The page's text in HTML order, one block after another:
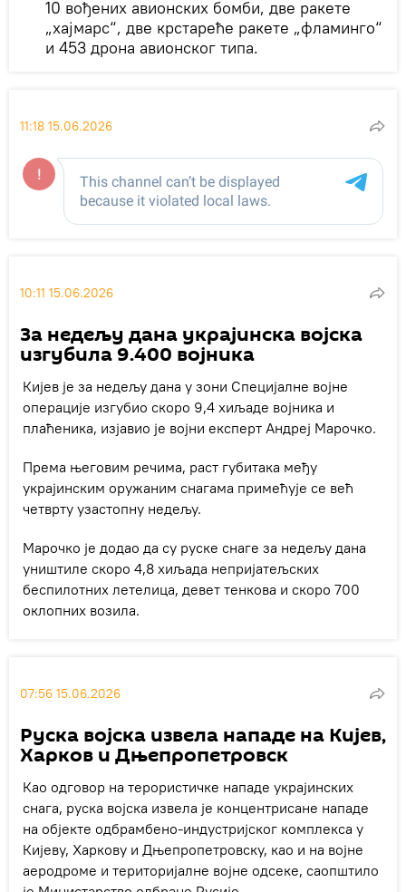
10 вођених авионских бомби, две ракете
„хајмарс“, две крстареће ракете „фламинго“
и 453 дрона авионског типа.
11:18 15.06.2026
10:11 15.06.2026
За недељу дана украјинска војска
изгубила 9.400 војника
Кијев је за недељу дана у зони Специјалне војне
операције изгубио скоро 9,4 хиљаде војника и
плаћеника, изјавио је војни експерт Андреј Марочко.
Према његовим речима, раст губитака међу
украјинским оружаним снагама примећује се већ
четврту узастопну недељу.
Марочко је додао да су руске снаге за недељу дана
уништиле скоро 4,8 хиљада непријатељских
беспилотних летелица, девет тенкова и скоро 700
оклопних возила.
07:56 15.06.2026
Руска војска извела нападе на Кијев,
Харков и Дњепропетровск
Као одговор на терористичке нападе украјинских
снага, руска војска извела је концентрисане нападе
на објекте одбрамбено-индустријског комплекса у
Кијеву, Харкову и Дњепропетровску, као и на војне
аеродроме и територијалне војне одсеке, саопштило